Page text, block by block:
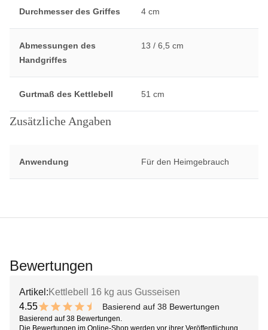
Durchmesser des Griffes 4 cm
Abmessungen des
Handgriffes
13 / 6,5 cm
Gurtmaß des Kettlebell 51 cm
Zusätzliche Angaben
Anwendung Für den Heimgebrauch
Bewertungen
Artikel: Kettlebell 16 kg aus Gusseisen
4.55
9.1 out of 10 stars
Basierend auf 38 Bewertungen
Basierend auf 38 Bewertungen.
Die Bewertungen im Online-Shop werden vor ihrer Veröffentlichung